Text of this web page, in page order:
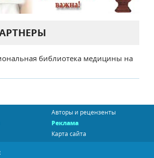
библиотека медицины на
Авторы и рецензенты
Реклама
Карта сайта